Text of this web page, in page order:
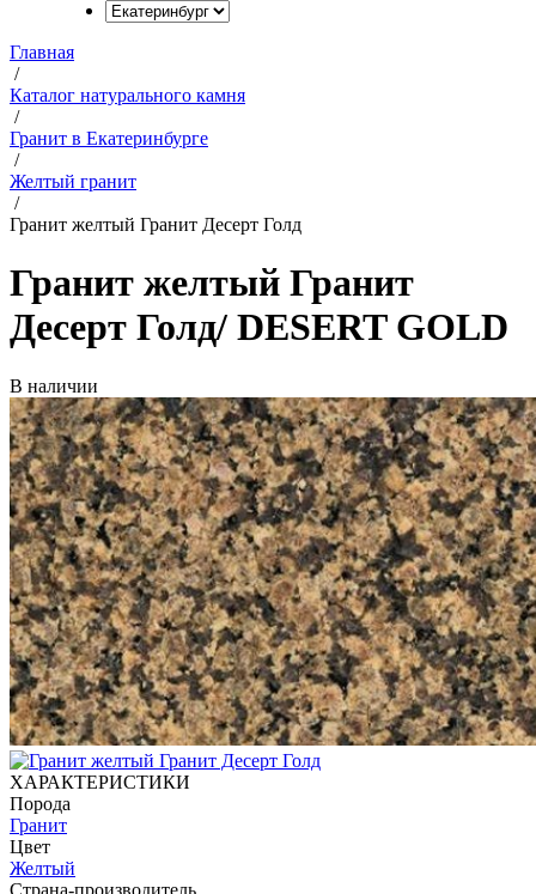
Главная
/
Каталог натурального камня
/
Гранит в Екатеринбурге
/
Желтый гранит
/
Гранит желтый Гранит Десерт Голд
Гранит желтый Гранит
Десерт Голд/ DESERT GOLD
В наличии
ХАРАКТЕРИСТИКИ
Порода
Гранит
Цвет
Желтый